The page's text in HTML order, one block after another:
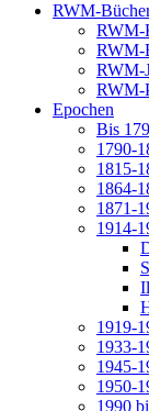
RWM-
RWM-
RWM-
RWM-
RWM-
Epochen
Bis
1790-
1815-
1864-
1871-
1914-
1919-
1933-
1945-
1950-
1990